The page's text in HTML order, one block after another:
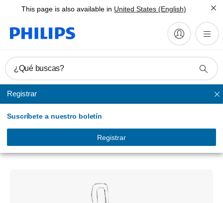
This page is also available in United States (English)
¿Qué buscas?
Registrar
Suscríbete a nuestro boletín
Registrar
Nasales